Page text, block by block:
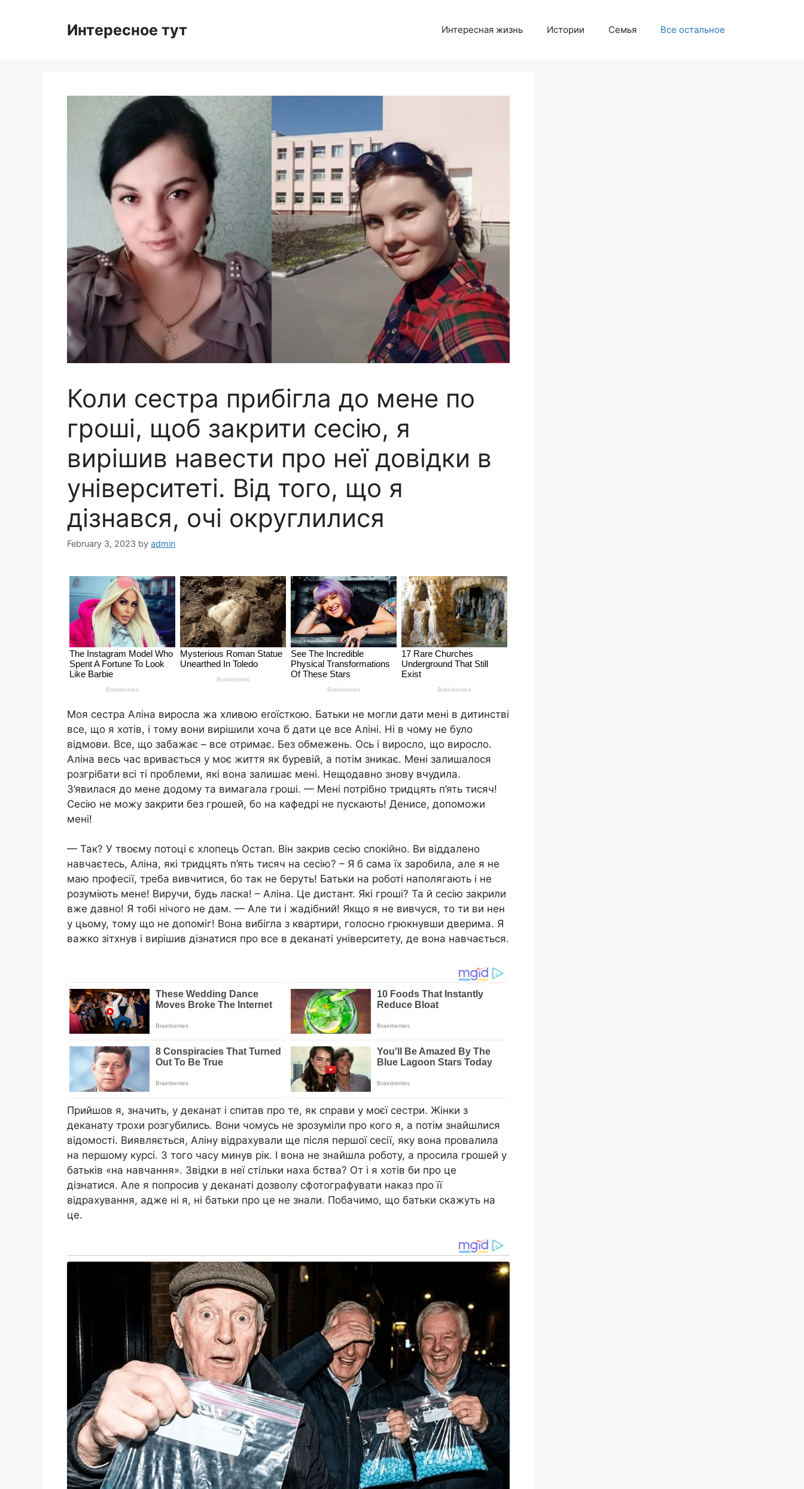
Интересное тут Интересная жизнь Истории Семья Все остальное
Коли сестра прибігла до мене по
гроші, щоб закрити сесію, я
вирішив навести про неї довідки в
університеті. Від того, що я
дізнався, очі округлилися
February 3, 2023 by admin
Моя сестра Аліна виросла жа хливою еrоїсткою. Батьки не могли дати мені в дитинстві
все, що я хотів, і тому вони вирішили хоча б дати це все Аліні. Ні в чому не було
відмови. Все, що забажає – все отримає. Без обмежень. Ось і виросло, що виросло.
Аліна весь час вривається у моє життя як буревій, а потім зникає. Мені залишалося
розгрібати всі ті проблеми, які вона залишає мені. Нещодавно знову вчудила.
З’явилася до мене додому та вимагала гроші. — Мені потрібно тридцять п’ять тисяч!
Сесію не можу закрити без грошей, бо на кафедрі не пускають! Денисе, допоможи
мені!
— Так? У твоєму потоці є хлопець Остап. Він закрив сесію спокійно. Ви віддалено
навчаєтесь, Аліна, які тридцять п’ять тисяч на сесію? – Я б сама їх заробила, але я не
маю професії, треба вивчитися, бо так не беруть! Батьки на роботі наполягають і не
розуміють мене! Виручи, будь ласка! – Аліна. Це дистант. Які гроші? Та й сесію закрили
вже давно! Я тобі нічого не дам. — Але ти і жадібний! Якщо я не вивчуся, то ти ви нен
у цьому, тому що не допоміг! Вона вибігла з квартири, голосно грюкнувши дверима. Я
важко зітхнув і вирішив дізнатися про все в деканаті університету, де вона навчається.
Прийшов я, значить, у деканат і спитав про те, як справи у моєї сестри. Жінки з
деканату трохи розгубились. Вони чомусь не зрозуміли про кого я, а потім знайшлися
відомості. Виявляється, Аліну відрахували ще після першої сесії, яку вона провалила
на першому курсі. З того часу минув рік. І вона не знайшла роботу, а просила грошей у
батьків «на навчання». Звідки в неї стільки наха бства? От і я хотів би про це
дізнатися. Але я попросив у деканаті дозволу сфотографувати наказ про її
відрахування, адже ні я, ні батьки про це не знали. Побачимо, що батьки скажуть на
це.